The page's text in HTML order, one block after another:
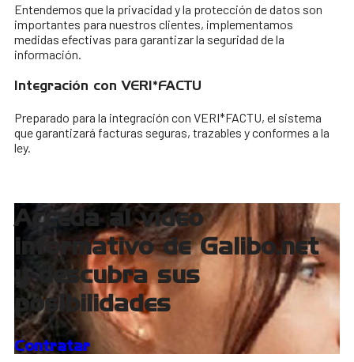
Entendemos que la privacidad y la protección de datos son
importantes para nuestros clientes, implementamos
medidas efectivas para garantizar la seguridad de la
información.
Integración con VERI*FACTU
Preparado para la integración con VERI*FACTU, el sistema
que garantizará facturas seguras, trazables y conformes a la
ley.
Acceda al vídeo
informativo de Galibo.net
y descubra sus
posibilidades
Contratar